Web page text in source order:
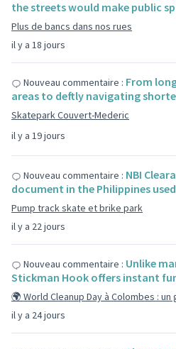
il y a 18 jours
the streets would make public
Plus de bancs dans nos rues
il y a 19 jours
Nouveau commentaire : From
areas to deftly navigating
Skatepark Couvert-Mederic
il y a 22 jours
Nouveau commentaire : NBI
document in the Philippines
Pump track skate et brike park
il y a 24 jours
Nouveau commentaire : Unlike
Stickman Hook offers instant
🌍 World Cleanup Day à Colombes :